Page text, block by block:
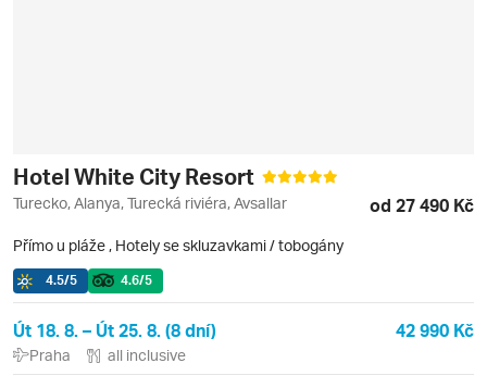
Hotel White City Resort
Turecko, Alanya, Turecká riviéra, Avsallar od 27 490 Kč
Přímo u pláže , Hotely se skluzavkami / tobogány
4.5/5 4.6/5
Út 18. 8. – Út 25. 8. (8 dní) 42 990 Kč
Praha all inclusive